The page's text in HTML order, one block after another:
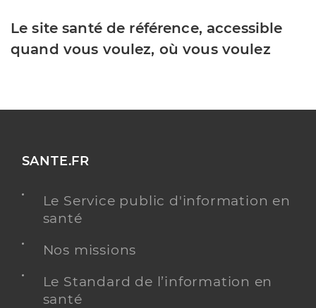
Le site santé de référence, accessible
quand vous voulez, où vous voulez
SANTE.FR
Le Service public d'information en
santé
Nos missions
Le Standard de l’information en
santé